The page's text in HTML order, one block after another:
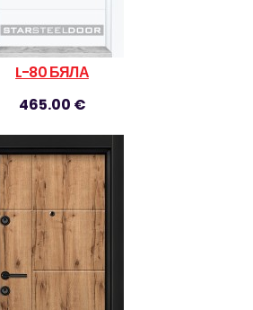
L-80 БЯЛА
465.00 €